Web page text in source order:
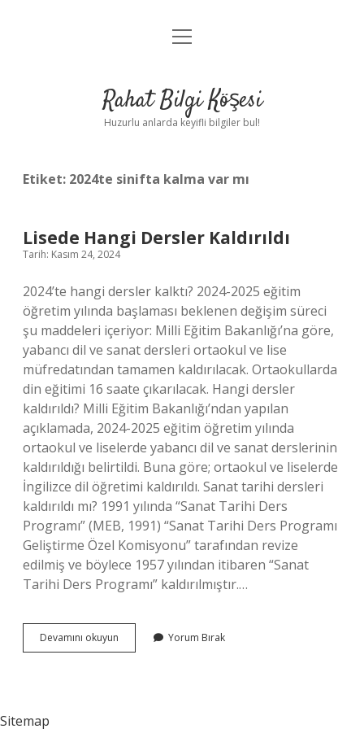
Anasayfa
Yasal Uyarı
menüyü
Rahat Bilgi Köşesi
Huzurlu anlarda keyifli bilgiler bul!
Etiket: 2024te sinifta kalma var mı
Lisede Hangi Dersler Kaldırıldı
Tarih: Kasım 24, 2024
2024’te hangi dersler kalktı? 2024-2025 eğitim
öğretim yılında başlaması beklenen değişim süreci
şu maddeleri içeriyor: Milli Eğitim Bakanlığı’na göre,
yabancı dil ve sanat dersleri ortaokul ve lise
müfredatından tamamen kaldırılacak. Ortaokullarda
din eğitimi 16 saate çıkarılacak. Hangi dersler
kaldırıldı? Milli Eğitim Bakanlığı’ndan yapılan
açıklamada, 2024-2025 eğitim öğretim yılında
ortaokul ve liselerde yabancı dil ve sanat derslerinin
kaldırıldığı belirtildi. Buna göre; ortaokul ve liselerde
İngilizce dil öğretimi kaldırıldı. Sanat tarihi dersleri
kaldırıldı mı? 1991 yılında “Sanat Tarihi Ders
Programı” (MEB, 1991) “Sanat Tarihi Ders Programı
Geliştirme Özel Komisyonu” tarafından revize
edilmiş ve böylece 1957 yılından itibaren “Sanat
Tarihi Ders Programı” kaldırılmıştır.…
Devamını okuyun
Hangi
Yorum Bırak
Sitemap